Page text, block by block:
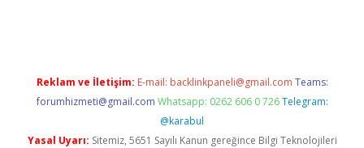
Reklam ve İletişim: E-mail: backlinkpaneli@gmail.com Teams:
forumhizmeti@gmail.com Whatsapp: 0262 606 0 726 Telegram:
@karabul
Yasal Uyarı: Sitemiz, 5651 Sayılı Kanun gereğince Bilgi Teknolojileri